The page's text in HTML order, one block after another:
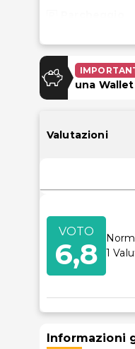
Tariffe
parcheggio
una
Valutazioni
VOTO
6,8
1
Informazioni